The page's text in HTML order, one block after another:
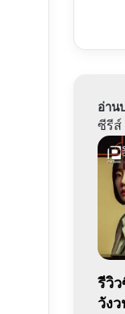
อ่าน
ซีรีส์
รีวิ
วัง